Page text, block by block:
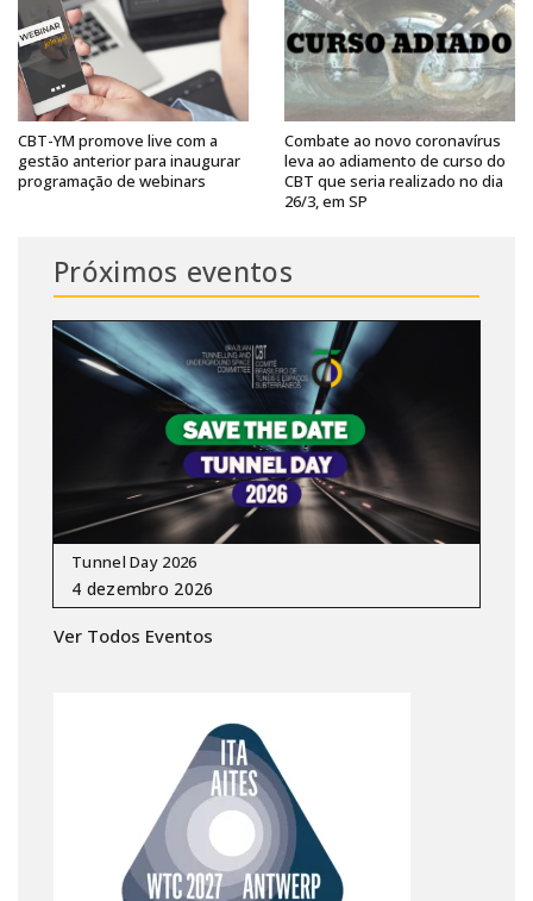
CBT-YM promove live com a
gestão anterior para inaugurar
programação de webinars
Combate ao novo coronavírus
leva ao adiamento de curso do
CBT que seria realizado no dia
26/3, em SP
Próximos eventos
Tunnel Day 2026
Ver Todos Eventos